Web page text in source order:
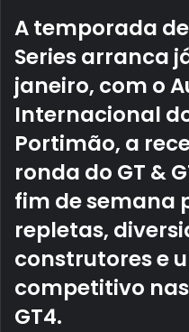
A temporada
Series arranca
janeiro, com o
Internacional
Portimão, a
ronda do GT &
fim de semana
repletas,
construtores e
competitivo
GT4.